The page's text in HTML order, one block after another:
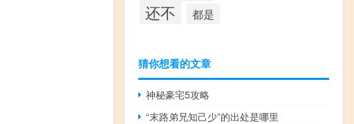
还不 都是
猜你想看的文章
神秘豪宅5攻略
“末路弟兄知己少”的出处是哪里